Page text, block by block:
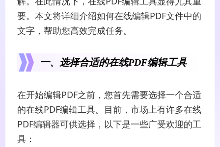
要。本文将详细介绍如何在线编辑PDF文件中的
文字，帮助您高效完成任务。
一、选择合适的在线PDF编辑工具
在开始编辑PDF之前，您首先需要选择一个合适
的在线PDF编辑工具。目前，市场上有许多在线
PDF编辑器可供选择，以下是一些广受欢迎的工
具：